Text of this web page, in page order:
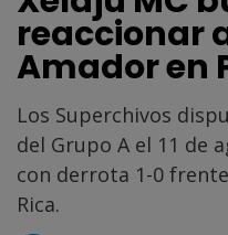
reaccionar
Amador en
Los Superchivos
del Grupo A el 11 de
con derrota 1-0
Rica.